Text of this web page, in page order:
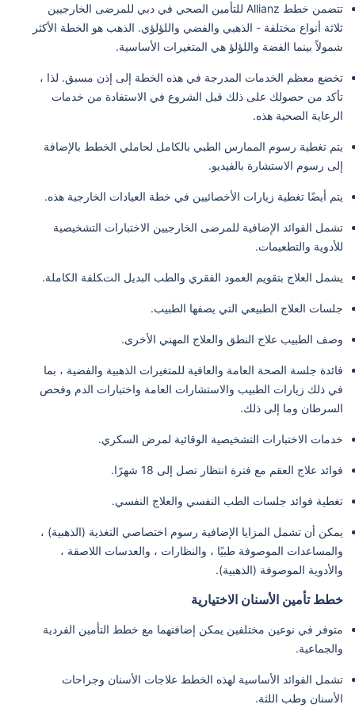
تتضمن خطط Allianz للتأمين الصحي في دبي للمرضى الخارجيين
ثلاثة أنواع مختلفة - الذهبي والفضي واللؤلؤي. الذهب هو الخطة الأكثر
شمولاً بينما الفضة واللؤلؤ هي المتغيرات الأساسية.
تخضع معظم الخدمات المدرجة في هذه الخطة إلى إذن مسبق. لذا ،
تأكد من حصولك على ذلك قبل الشروع في الاستفادة من خدمات
الرعاية الصحية هذه.
يتم تغطية رسوم الممارس الطبي بالكامل لحاملي الخطط بالإضافة
إلى رسوم الاستشارة بالفيديو.
يتم أيضًا تغطية زيارات الأخصائيين في خطة العيادات الخارجية هذه.
تشمل الفوائد الإضافية للمرضى الخارجيين الاختبارات التشخيصية
للأدوية والتطعيمات.
يشمل العلاج بتقويم العمود الفقري والطب البديل التكلفة الكاملة.
جلسات العلاج الطبيعي التي يصفها الطبيب.
وصف الطبيب علاج النطق والعلاج المهني الأخرى.
فائدة جلسة الصحة العامة والعافية للمتغيرات الذهبية والفضية ، بما
في ذلك زيارات الطبيب والاستشارات العامة واختبارات الدم وفحص
السرطان وما إلى ذلك.
خدمات الاختبارات التشخيصية الوقائية لمرض السكري.
فوائد علاج العقم مع فترة انتظار تصل إلى 18 شهرًا.
تغطية فوائد جلسات الطب النفسي والعلاج النفسي.
يمكن أن تشمل المزايا الإضافية رسوم اختصاصي التغذية (الذهبية) ،
والمساعدات الموصوفة طبيًا ، والنظارات ، والعدسات اللاصقة ،
والأدوية الموصوفة (الذهبية).
خطط تأمين الأسنان الاختيارية
متوفر في نوعين مختلفين يمكن إضافتهما مع خطط التأمين الفردية
والجماعية.
تشمل الفوائد الأساسية لهذه الخطط علاجات الأسنان وجراحات
الأسنان وطب اللثة.